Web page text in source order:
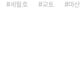
세월호 교토 마산